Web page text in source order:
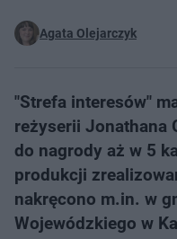
Agata Olejarczyk
"Strefa interesów"
reżyserii Jonathana
do nagrody aż w 5
produkcji
nakręcono m.in. w
Wojewódzkiego w